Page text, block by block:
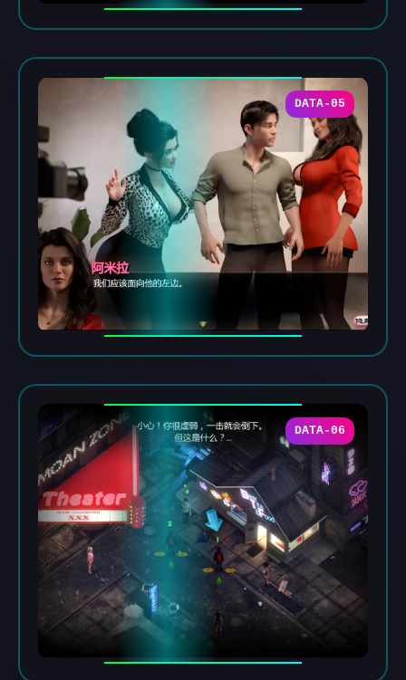
DATA-05
DATA-06